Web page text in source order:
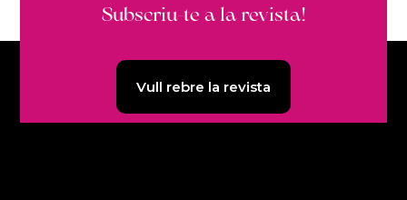
Subscriu-te a la revista!
Vull rebre la revista